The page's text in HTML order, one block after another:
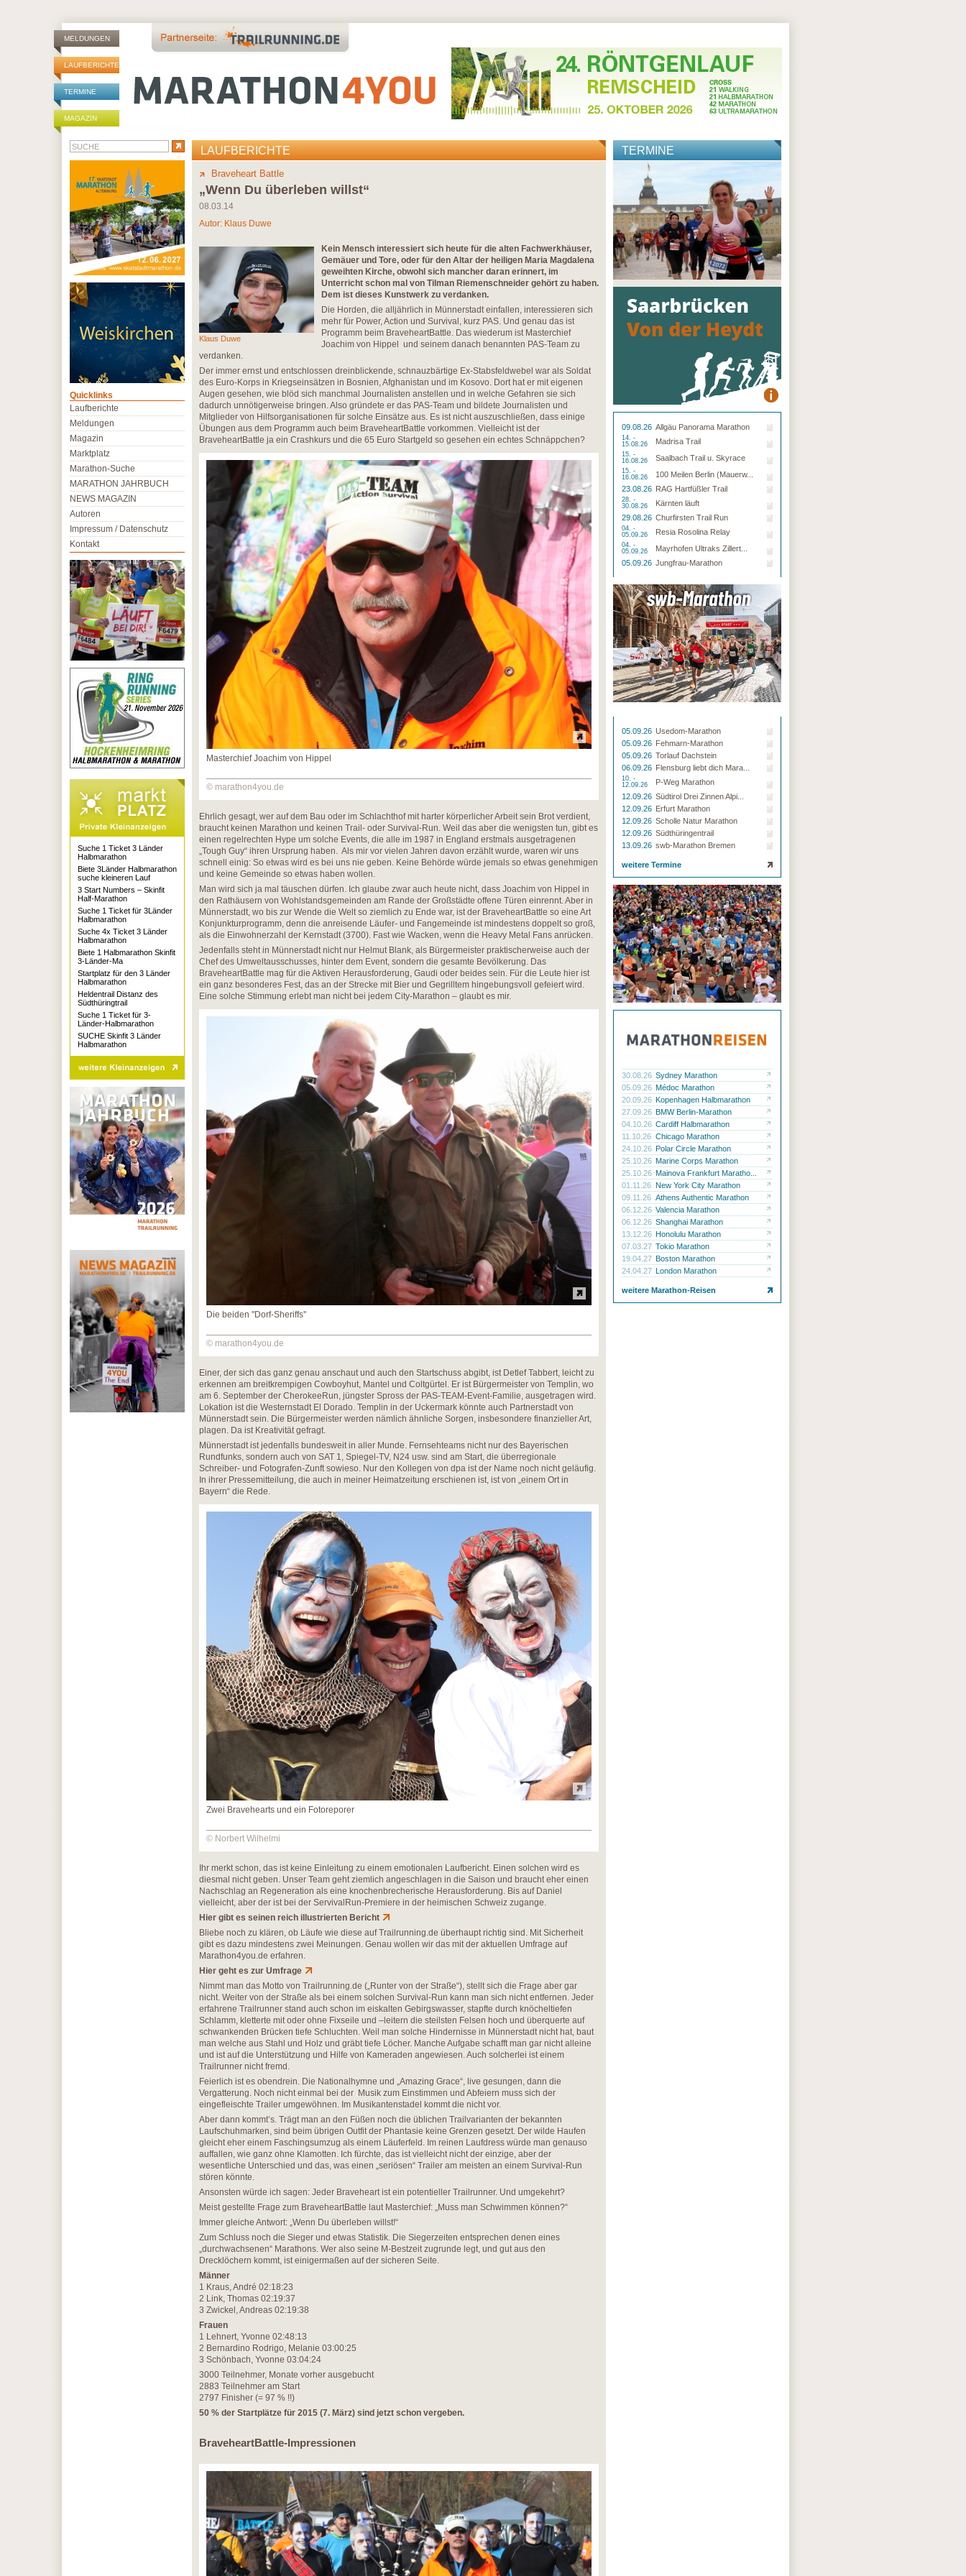
MELDUNGEN
LAUFBERICHTE
TERMINE
MAGAZIN
LAUFBERICHTE
Braveheart Battle
„Wenn Du überleben willst“
08.03.14
Autor: Klaus Duwe
Klaus Duwe
Kein Mensch interessiert sich heute für die alten Fachwerkhäuser,
Gemäuer und Tore, oder für den Altar der heiligen Maria Magdalena
geweihten Kirche, obwohl sich mancher daran erinnert, im
Unterricht schon mal von Tilman Riemenschneider gehört zu haben.
Dem ist dieses Kunstwerk zu verdanken.
Die Horden, die alljährlich in Münnerstadt einfallen, interessieren sich
mehr für Power, Action und Survival, kurz PAS. Und genau das ist
Programm beim BraveheartBattle. Das wiederum ist Masterchief
Joachim von Hippel und seinem danach benannten PAS-Team zu
verdanken.
Der immer ernst und entschlossen dreinblickende, schnauzbärtige Ex-Stabsfeldwebel war als Soldat
des Euro-Korps in Kriegseinsätzen in Bosnien, Afghanistan und im Kosovo. Dort hat er mit eigenen
Augen gesehen, wie blöd sich manchmal Journalisten anstellen und in welche Gefahren sie sich
dadurch unnötigerweise bringen. Also gründete er das PAS-Team und bildete Journalisten und
Mitglieder von Hilfsorganisationen für solche Einsätze aus. Es ist nicht auszuschließen, dass einige
Übungen aus dem Programm auch beim BraveheartBattle vorkommen. Vielleicht ist der
BraveheartBattle ja ein Crashkurs und die 65 Euro Startgeld so gesehen ein echtes Schnäppchen?
Masterchief Joachim von Hippel
© marathon4you.de
Ehrlich gesagt, wer auf dem Bau oder im Schlachthof mit harter körperlicher Arbeit sein Brot verdient,
braucht keinen Marathon und keinen Trail- oder Survival-Run. Weil das aber die wenigsten tun, gibt es
einen regelrechten Hype um solche Events, die alle im 1987 in England erstmals ausgetragenen
„Tough Guy“ ihren Ursprung haben. Als mir vor vielen Jahren davon erzählt wurde, waren wir uns
schnell einig: So etwas wird es bei uns nie geben. Keine Behörde würde jemals so etwas genehmigen
und keine Gemeinde so etwas haben wollen.
Man wird sich ja mal täuschen dürfen. Ich glaube zwar auch heute nicht, dass Joachim von Hippel in
den Rathäusern von Wohlstandsgemeinden am Rande der Großstädte offene Türen einrennt. Aber in
Münnerstadt, wo bis zur Wende die Welt so ziemlich zu Ende war, ist der BraveheartBattle so eine Art
Konjunkturprogramm, denn die anreisende Läufer- und Fangemeinde ist mindestens doppelt so groß,
als die Einwohnerzahl der Kernstadt (3700). Fast wie Wacken, wenn die Heavy Metal Fans anrücken.
Jedenfalls steht in Münnerstadt nicht nur Helmut Blank, als Bürgermeister praktischerweise auch der
Chef des Umweltausschusses, hinter dem Event, sondern die gesamte Bevölkerung. Das
BraveheartBattle mag für die Aktiven Herausforderung, Gaudi oder beides sein. Für die Leute hier ist
ein ganz besonderes Fest, das an der Strecke mit Bier und Gegrilltem hingebungsvoll gefeiert wird.
Eine solche Stimmung erlebt man nicht bei jedem City-Marathon – glaubt es mir.
Die beiden ''Dorf-Sheriffs''
© marathon4you.de
Einer, der sich das ganz genau anschaut und auch den Startschuss abgibt, ist Detlef Tabbert, leicht zu
erkennen am breitkrempigen Cowboyhut, Mantel und Coltgürtel. Er ist Bürgermeister von Templin, wo
am 6. September der CherokeeRun, jüngster Spross der PAS-TEAM-Event-Familie, ausgetragen wird.
Lokation ist die Westernstadt El Dorado. Templin in der Uckermark könnte auch Partnerstadt von
Münnerstadt sein. Die Bürgermeister werden nämlich ähnliche Sorgen, insbesondere finanzieller Art,
plagen. Da ist Kreativität gefragt.
Münnerstadt ist jedenfalls bundesweit in aller Munde. Fernsehteams nicht nur des Bayerischen
Rundfunks, sondern auch von SAT 1, Spiegel-TV, N24 usw. sind am Start, die überregionale
Schreiber- und Fotografen-Zunft sowieso. Nur den Kollegen von dpa ist der Name noch nicht geläufig.
In ihrer Pressemitteilung, die auch in meiner Heimatzeitung erschienen ist, ist von „einem Ort in
Bayern“ die Rede.
Zwei Bravehearts und ein Fotoreporer
© Norbert Wilhelmi
Ihr merkt schon, das ist keine Einleitung zu einem emotionalen Laufbericht. Einen solchen wird es
diesmal nicht geben. Unser Team geht ziemlich angeschlagen in die Saison und braucht eher einen
Nachschlag an Regeneration als eine knochenbrecherische Herausforderung. Bis auf Daniel
vielleicht, aber der ist bei der ServivalRun-Premiere in der heimischen Schweiz zugange.
Hier gibt es seinen reich illustrierten Bericht
Bliebe noch zu klären, ob Läufe wie diese auf Trailrunning.de überhaupt richtig sind. Mit Sicherheit
gibt es dazu mindestens zwei Meinungen. Genau wollen wir das mit der aktuellen Umfrage auf
Marathon4you.de erfahren.
Hier geht es zur Umfrage
Nimmt man das Motto von Trailrunning.de („Runter von der Straße“), stellt sich die Frage aber gar
nicht. Weiter von der Straße als bei einem solchen Survival-Run kann man sich nicht entfernen. Jeder
erfahrene Trailrunner stand auch schon im eiskalten Gebirgswasser, stapfte durch knöcheltiefen
Schlamm, kletterte mit oder ohne Fixseile und –leitern die steilsten Felsen hoch und überquerte auf
schwankenden Brücken tiefe Schluchten. Weil man solche Hindernisse in Münnerstadt nicht hat, baut
man welche aus Stahl und Holz und gräbt tiefe Löcher. Manche Aufgabe schafft man gar nicht alleine
und ist auf die Unterstützung und Hilfe von Kameraden angewiesen. Auch solcherlei ist einem
Trailrunner nicht fremd.
Feierlich ist es obendrein. Die Nationalhymne und „Amazing Grace“, live gesungen, dann die
Vergatterung. Noch nicht einmal bei der Musik zum Einstimmen und Abfeiern muss sich der
eingefleischte Trailer umgewöhnen. Im Musikantenstadel kommt die nicht vor.
Aber dann kommt’s. Trägt man an den Füßen noch die üblichen Trailvarianten der bekannten
Laufschuhmarken, sind beim übrigen Outfit der Phantasie keine Grenzen gesetzt. Der wilde Haufen
gleicht eher einem Faschingsumzug als einem Läuferfeld. Im reinen Laufdress würde man genauso
auffallen, wie ganz ohne Klamotten. Ich fürchte, das ist vielleicht nicht der einzige, aber der
wesentliche Unterschied und das, was einen „seriösen“ Trailer am meisten an einem Survival-Run
stören könnte.
Ansonsten würde ich sagen: Jeder Braveheart ist ein potentieller Trailrunner. Und umgekehrt?
Meist gestellte Frage zum BraveheartBattle laut Masterchief: „Muss man Schwimmen können?“
Immer gleiche Antwort: „Wenn Du überleben willst!“
Zum Schluss noch die Sieger und etwas Statistik. Die Siegerzeiten entsprechen denen eines
„durchwachsenen“ Marathons. Wer also seine M-Bestzeit zugrunde legt, und gut aus den
Drecklöchern kommt, ist einigermaßen auf der sicheren Seite.
Männer
1 Kraus, André 02:18:23
2 Link, Thomas 02:19:37
3 Zwickel, Andreas 02:19:38
Frauen
1 Lehnert, Yvonne 02:48:13
2 Bernardino Rodrigo, Melanie 03:00:25
3 Schönbach, Yvonne 03:04:24
3000 Teilnehmer, Monate vorher ausgebucht
2883 Teilnehmer am Start
2797 Finisher (= 97 % !!)
50 % der Startplätze für 2015 (7. März) sind jetzt schon vergeben.
BraveheartBattle-Impressionen
TERMINE
09.08.26 Allgäu Panorama Marathon
14. -
15.08.26
Madrisa Trail
15. -
16.08.26
Saalbach Trail u. Skyrace
15. -
16.08.26
100 Meilen Berlin (Mauerw...
23.08.26 RAG Hartfüßler Trail
28. -
30.08.26
Kärnten läuft
29.08.26 Churfirsten Trail Run
04. -
05.09.26
Resia Rosolina Relay
04. -
05.09.26
Mayrhofen Ultraks Zillert...
05.09.26 Jungfrau-Marathon
05.09.26 Usedom-Marathon
05.09.26 Fehmarn-Marathon
05.09.26 Torlauf Dachstein
06.09.26 Flensburg liebt dich Mara...
10. -
12.09.26
P-Weg Marathon
12.09.26 Südtirol Drei Zinnen Alpi...
12.09.26 Erfurt Marathon
12.09.26 Scholle Natur Marathon
12.09.26 Südthüringentrail
13.09.26 swb-Marathon Bremen
weitere Termine
30.08.26 Sydney Marathon
05.09.26 Médoc Marathon
20.09.26 Kopenhagen Halbmarathon
27.09.26 BMW Berlin-Marathon
04.10.26 Cardiff Halbmarathon
11.10.26 Chicago Marathon
24.10.26 Polar Circle Marathon
25.10.26 Marine Corps Marathon
25.10.26 Mainova Frankfurt Maratho...
01.11.26 New York City Marathon
09.11.26 Athens Authentic Marathon
06.12.26 Valencia Marathon
06.12.26 Shanghai Marathon
13.12.26 Honolulu Marathon
07.03.27 Tokio Marathon
19.04.27 Boston Marathon
24.04.27 London Marathon
weitere Marathon-Reisen
Quicklinks
Laufberichte
Meldungen
Magazin
Marktplatz
Marathon-Suche
MARATHON JAHRBUCH
NEWS MAGAZIN
Autoren
Impressum / Datenschutz
Kontakt
Suche 1 Ticket 3 Länder
Halbmarathon
Biete 3Länder Halbmarathon
suche kleineren Lauf
3 Start Numbers – Skinfit
Half-Marathon
Suche 1 Ticket für 3Länder
Halbmarathon
Suche 4x Ticket 3 Länder
Halbmarathon
Biete 1 Halbmarathon Skinfit
3-Länder-Ma
Startplatz für den 3 Länder
Halbmarathon
Heldentrail Distanz des
Südthüringtrail
Suche 1 Ticket für 3-
Länder-Halbmarathon
SUCHE Skinfit 3 Länder
Halbmarathon